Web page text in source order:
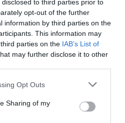
to third parties prior to
opt-out of the further
information by third parties on the
This information may
parties on the IAB’s List of
may further disclose it to other
Opt Outs
Sharing of my
fm το
σε